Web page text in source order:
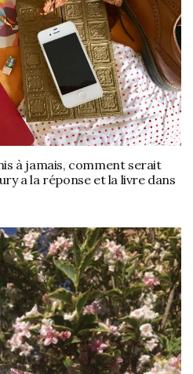
à jamais, comment serait
a la réponse et la livre dans